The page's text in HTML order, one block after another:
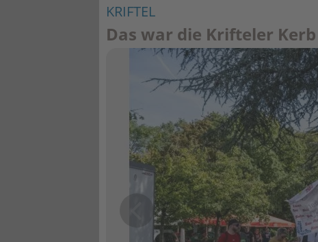
KRIFTEL
Das war die Krifteler Kerb